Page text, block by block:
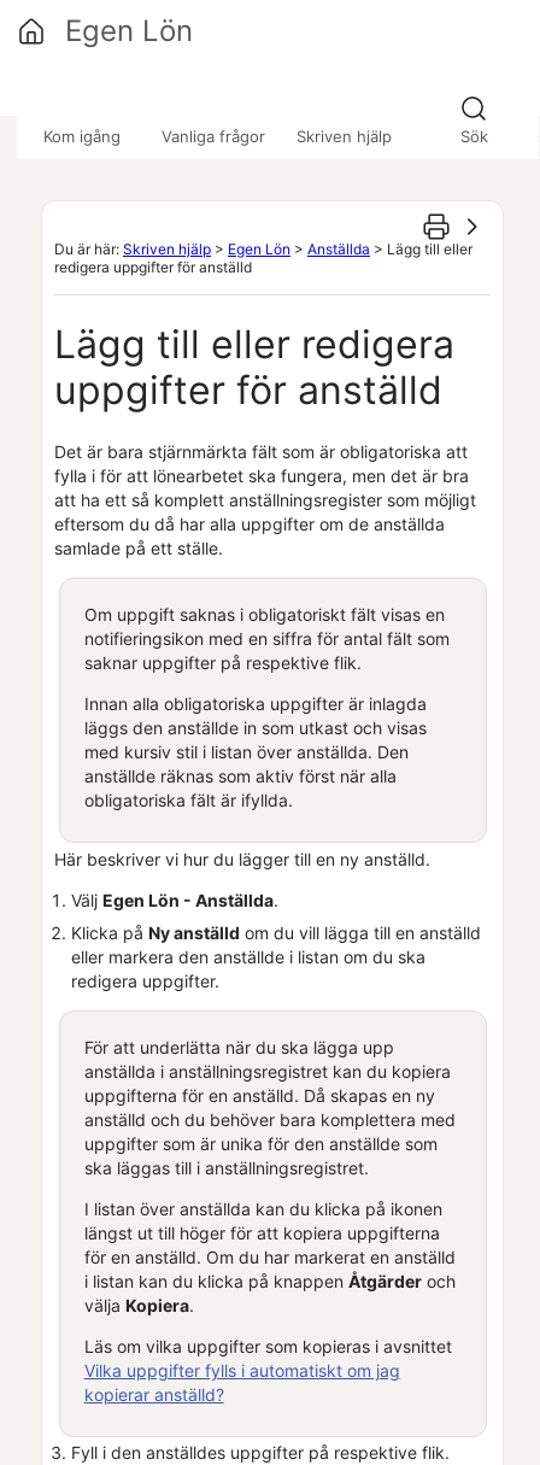
Kom igång Vanliga frågor Skriven hjälp Sök
Egen Lön
Du är här: Skriven hjälp > Egen Lön > Anställda > Lägg till eller
redigera uppgifter för anställd
Lägg till eller redigera
uppgifter för anställd
Det är bara stjärnmärkta fält som är obligatoriska att
fylla i för att lönearbetet ska fungera, men det är bra
att ha ett så komplett anställningsregister som möjligt
eftersom du då har alla uppgifter om de anställda
samlade på ett ställe.
Om uppgift saknas i obligatoriskt fält visas en
notifieringsikon med en siffra för antal fält som
saknar uppgifter på respektive flik.
Innan alla obligatoriska uppgifter är inlagda
läggs den anställde in som utkast och visas
med kursiv stil i listan över anställda. Den
anställde räknas som aktiv först när alla
obligatoriska fält är ifyllda.
Här beskriver vi hur du lägger till en ny anställd.
Välj Egen Lön - Anställda.
Klicka på Ny anställd om du vill lägga till en anställd
eller markera den anställde i listan om du ska
redigera uppgifter.
För att underlätta när du ska lägga upp
anställda i anställningsregistret kan du kopiera
uppgifterna för en anställd. Då skapas en ny
anställd och du behöver bara komplettera med
uppgifter som är unika för den anställde som
ska läggas till i anställningsregistret.
I listan över anställda kan du klicka på ikonen
längst ut till höger för att kopiera uppgifterna
för en anställd. Om du har markerat en anställd
i listan kan du klicka på knappen Åtgärderoch
välja Kopiera.
Läs om vilka uppgifter som kopieras i avsnittet
Vilka uppgifter fylls i automatiskt om jag
kopierar anställd?
Fyll i den anställdes uppgifter på respektive flik.